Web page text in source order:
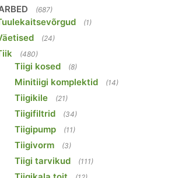
(687)
(1)
(24)
(480)
Tiigi kosed (8)
Minitiigi komplektid (14)
Tiigikile (21)
Tiigifiltrid (34)
Tiigipump (11)
Tiigivorm (3)
Tiigi tarvikud (111)